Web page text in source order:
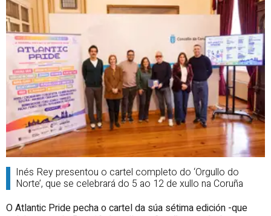
Inés Rey presentou o cartel completo do ‘Orgullo do
Norte’, que se celebrará do 5 ao 12 de xullo na Coruña
O Atlantic Pride pecha o cartel da súa sétima edición -que